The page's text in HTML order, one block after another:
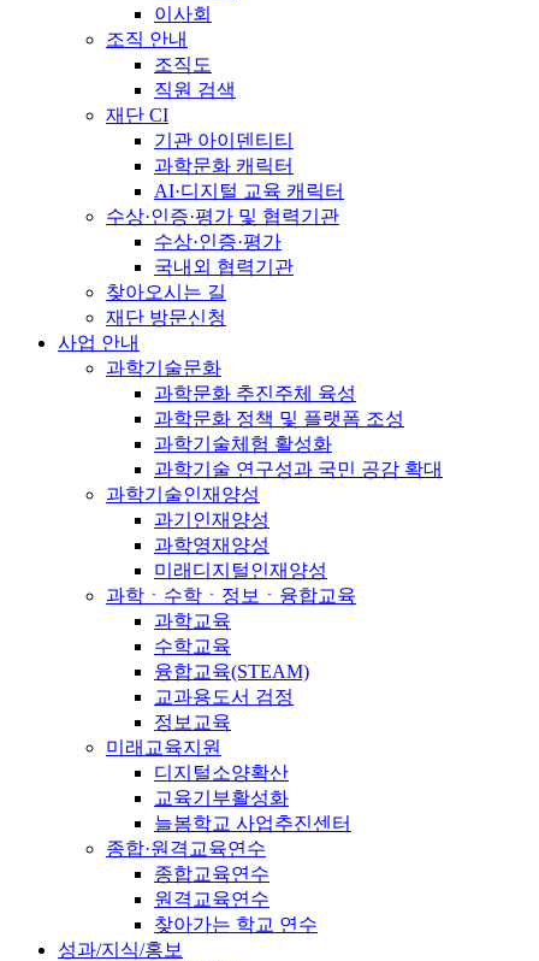
이사회
조직 안내
조직도
직원 검색
재단 CI
기관 아이덴티티
과학문화 캐릭터
AI·디지털 교육 캐릭터
수상·인증·평가 및 협력기관
수상·인증·평가
국내외 협력기관
찾아오시는 길
재단 방문신청
사업 안내
과학기술문화
과학문화 추진주체 육성
과학문화 정책 및 플랫폼 조성
과학기술체험 활성화
과학기술 연구성과 국민 공감 확대
과학기술인재양성
과기인재양성
과학영재양성
미래디지털인재양성
과학ㆍ수학ㆍ정보ㆍ융합교육
과학교육
수학교육
융합교육(STEAM)
교과용도서 검정
정보교육
미래교육지원
디지털소양확산
교육기부활성화
늘봄학교 사업추진센터
종합·원격교육연수
종합교육연수
원격교육연수
찾아가는 학교 연수
성과/지식/홍보